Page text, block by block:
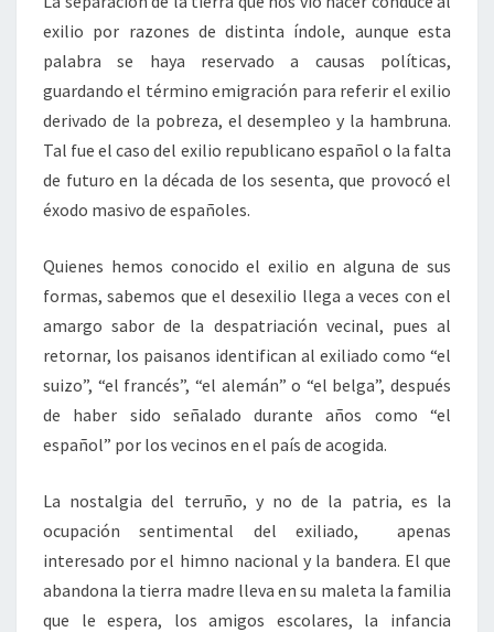
exilio por razones de distinta índole, aunque esta
palabra se haya reservado a causas políticas,
guardando el término emigración para referir el exilio
derivado de la pobreza, el desempleo y la hambruna.
Tal fue el caso del exilio republicano español o la falta
de futuro en la década de los sesenta, que provocó el
éxodo masivo de españoles.
Quienes hemos conocido el exilio en alguna de sus
formas, sabemos que el desexilio llega a veces con el
amargo sabor de la despatriación vecinal, pues al
retornar, los paisanos identifican al exiliado como “el
suizo”, “el francés”, “el alemán” o “el belga”, después
de haber sido señalado durante años como “el
español” por los vecinos en el país de acogida.
La nostalgia del terruño, y no de la patria, es la
ocupación sentimental del exiliado, apenas
interesado por el himno nacional y la bandera. El que
abandona la tierra madre lleva en su maleta la familia
que le espera, los amigos escolares, la infancia